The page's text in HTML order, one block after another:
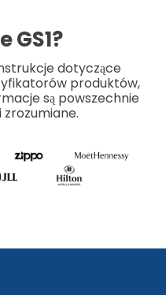
GS1?
dotyczące
produktów,
są powszechnie